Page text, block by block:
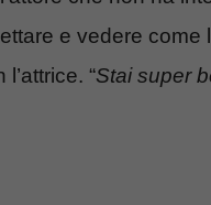
e vedere
“Stai super